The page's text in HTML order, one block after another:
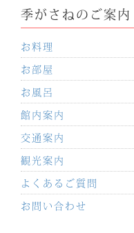
季がさねのご案内
お料理
お部屋
お風呂
館内案内
交通案内
観光案内
よくあるご質問
お問い合わせ